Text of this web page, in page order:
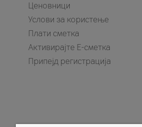
Ценовници
Услови за користење
Плати сметка
Активирајте Е-сметка
Припејд регистрација